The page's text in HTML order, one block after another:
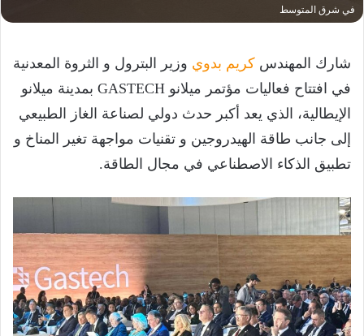
في شرق المتوسط
شارك المهندس كريم بدوي وزير البترول و الثروة المعدنية
في افتتاح فعاليات مؤتمر ميلانو GASTECH بمدينة ميلانو
الإيطالية، الذي يعد أكبر حدث دولي لصناعة الغاز الطبيعي
إلى جانب طاقة الهيدروجين و تقنيات مواجهة تغير المناخ و
تطبيق الذكاء الاصطناعي في مجال الطاقة.